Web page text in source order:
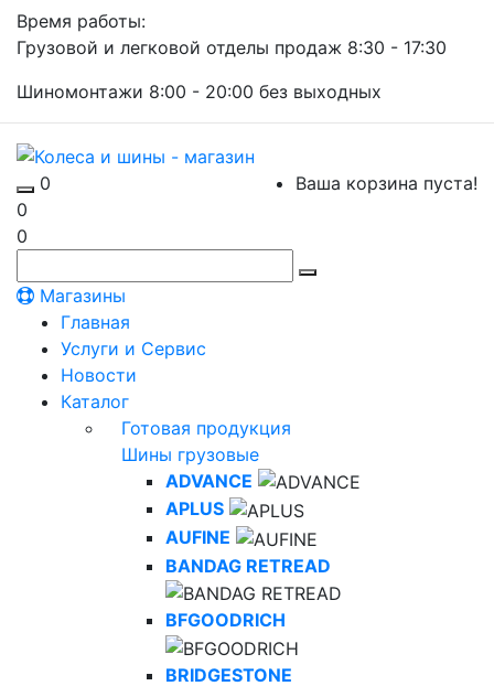
Время работы:
Грузовой и легковой отделы продаж 8:30 - 17:30
Шиномонтажи 8:00 - 20:00 без выходных
0
Ваша корзина пуста!
0
0
Магазины
Главная
Услуги и Сервис
Новости
Каталог
Готовая продукция
Шины грузовые
ADVANCE
APLUS
AUFINE
BANDAG RETREAD
BFGOODRICH
BRIDGESTONE